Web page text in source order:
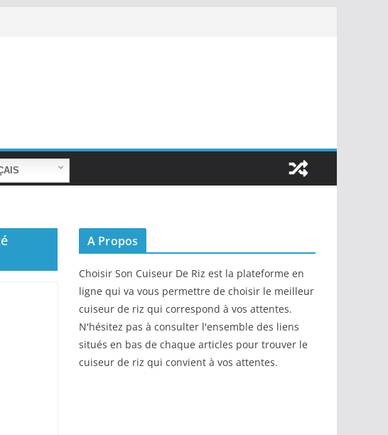
A Propos
Choisir Son Cuiseur De Riz est la plateforme en
ligne qui va vous permettre de choisir le meilleur
cuiseur de riz qui correspond à vos attentes.
N'hésitez pas à consulter l'ensemble des liens
situés en bas de chaque articles pour trouver le
cuiseur de riz qui convient à vos attentes.